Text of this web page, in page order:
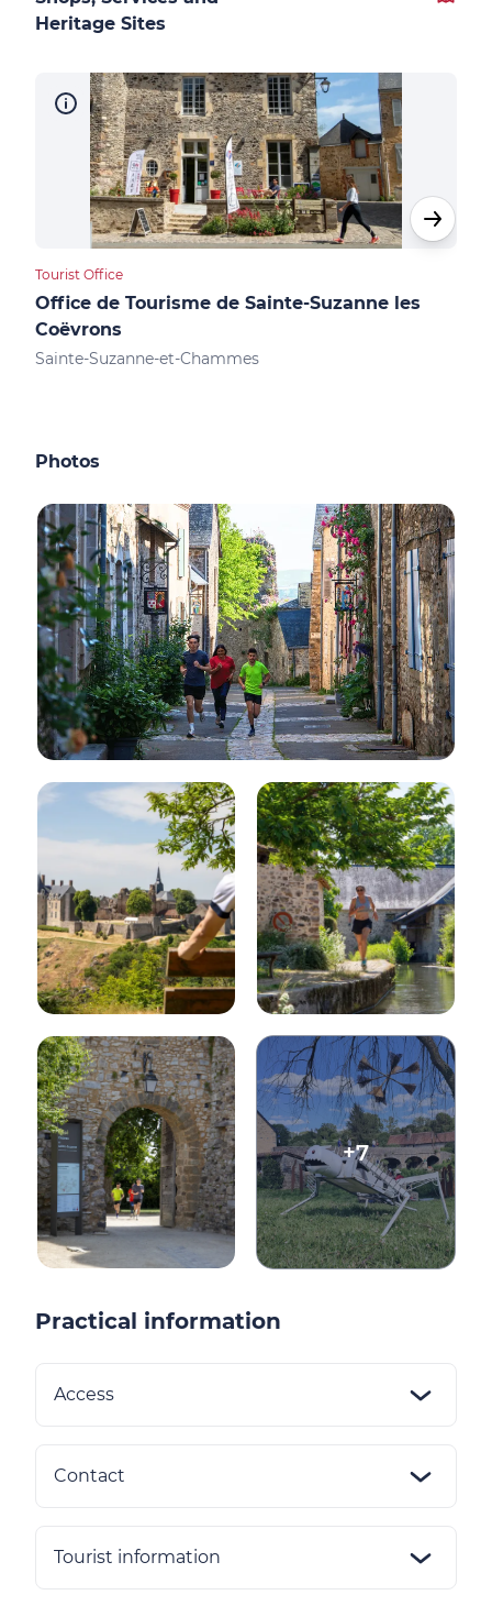
Heritage Sites
Tourist Office
Office de Tourisme de Sainte-Suzanne les
Coëvrons
Sainte-Suzanne-et-Chammes
Photos
+7
Practical information
Access
Contact
Tourist information